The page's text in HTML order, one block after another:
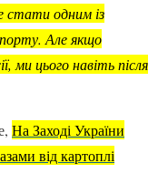
стати одним із
Але якщо
ми цього навіть після
На Заході України
від картоплі